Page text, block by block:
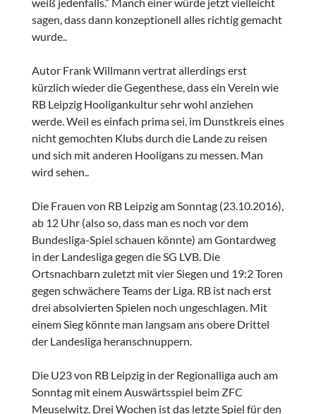
weiß jedenfalls.” Manch einer würde jetzt vielleicht
sagen, dass dann konzeptionell alles richtig gemacht
wurde..
Autor Frank Willmann vertrat allerdings erst
kürzlich wieder die Gegenthese, dass ein Verein wie
RB Leipzig Hooligankultur sehr wohl anziehen
werde. Weil es einfach prima sei, im Dunstkreis eines
nicht gemochten Klubs durch die Lande zu reisen
und sich mit anderen Hooligans zu messen. Man
wird sehen..
Die Frauen von RB Leipzig am Sonntag (23.10.2016),
ab 12 Uhr (also so, dass man es noch vor dem
Bundesliga-Spiel schauen könnte) am Gontardweg
in der Landesliga gegen die SG LVB. Die
Ortsnachbarn zuletzt mit vier Siegen und 19:2 Toren
gegen schwächere Teams der Liga. RB ist nach erst
drei absolvierten Spielen noch ungeschlagen. Mit
einem Sieg könnte man langsam ans obere Drittel
der Landesliga heranschnuppern.
Die U23 von RB Leipzig in der Regionalliga auch am
Sonntag mit einem Auswärtsspiel beim ZFC
Meuselwitz. Drei Wochen ist das letzte Spiel für den